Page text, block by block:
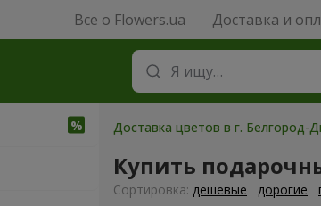
Все о Flowers.ua Доставка и
Доставка цветов в г. Белгород-
Купить
Cортировка: дешевые дорогие